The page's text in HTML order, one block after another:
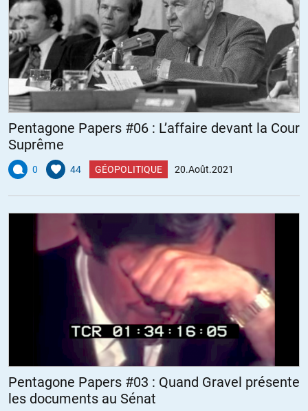
Pentagone Papers #06 : L’affaire devant la Cour
Suprême
0 44 GÉOPOLITIQUE 20.Août.2021
Pentagone Papers #03 : Quand Gravel présente
les documents au Sénat